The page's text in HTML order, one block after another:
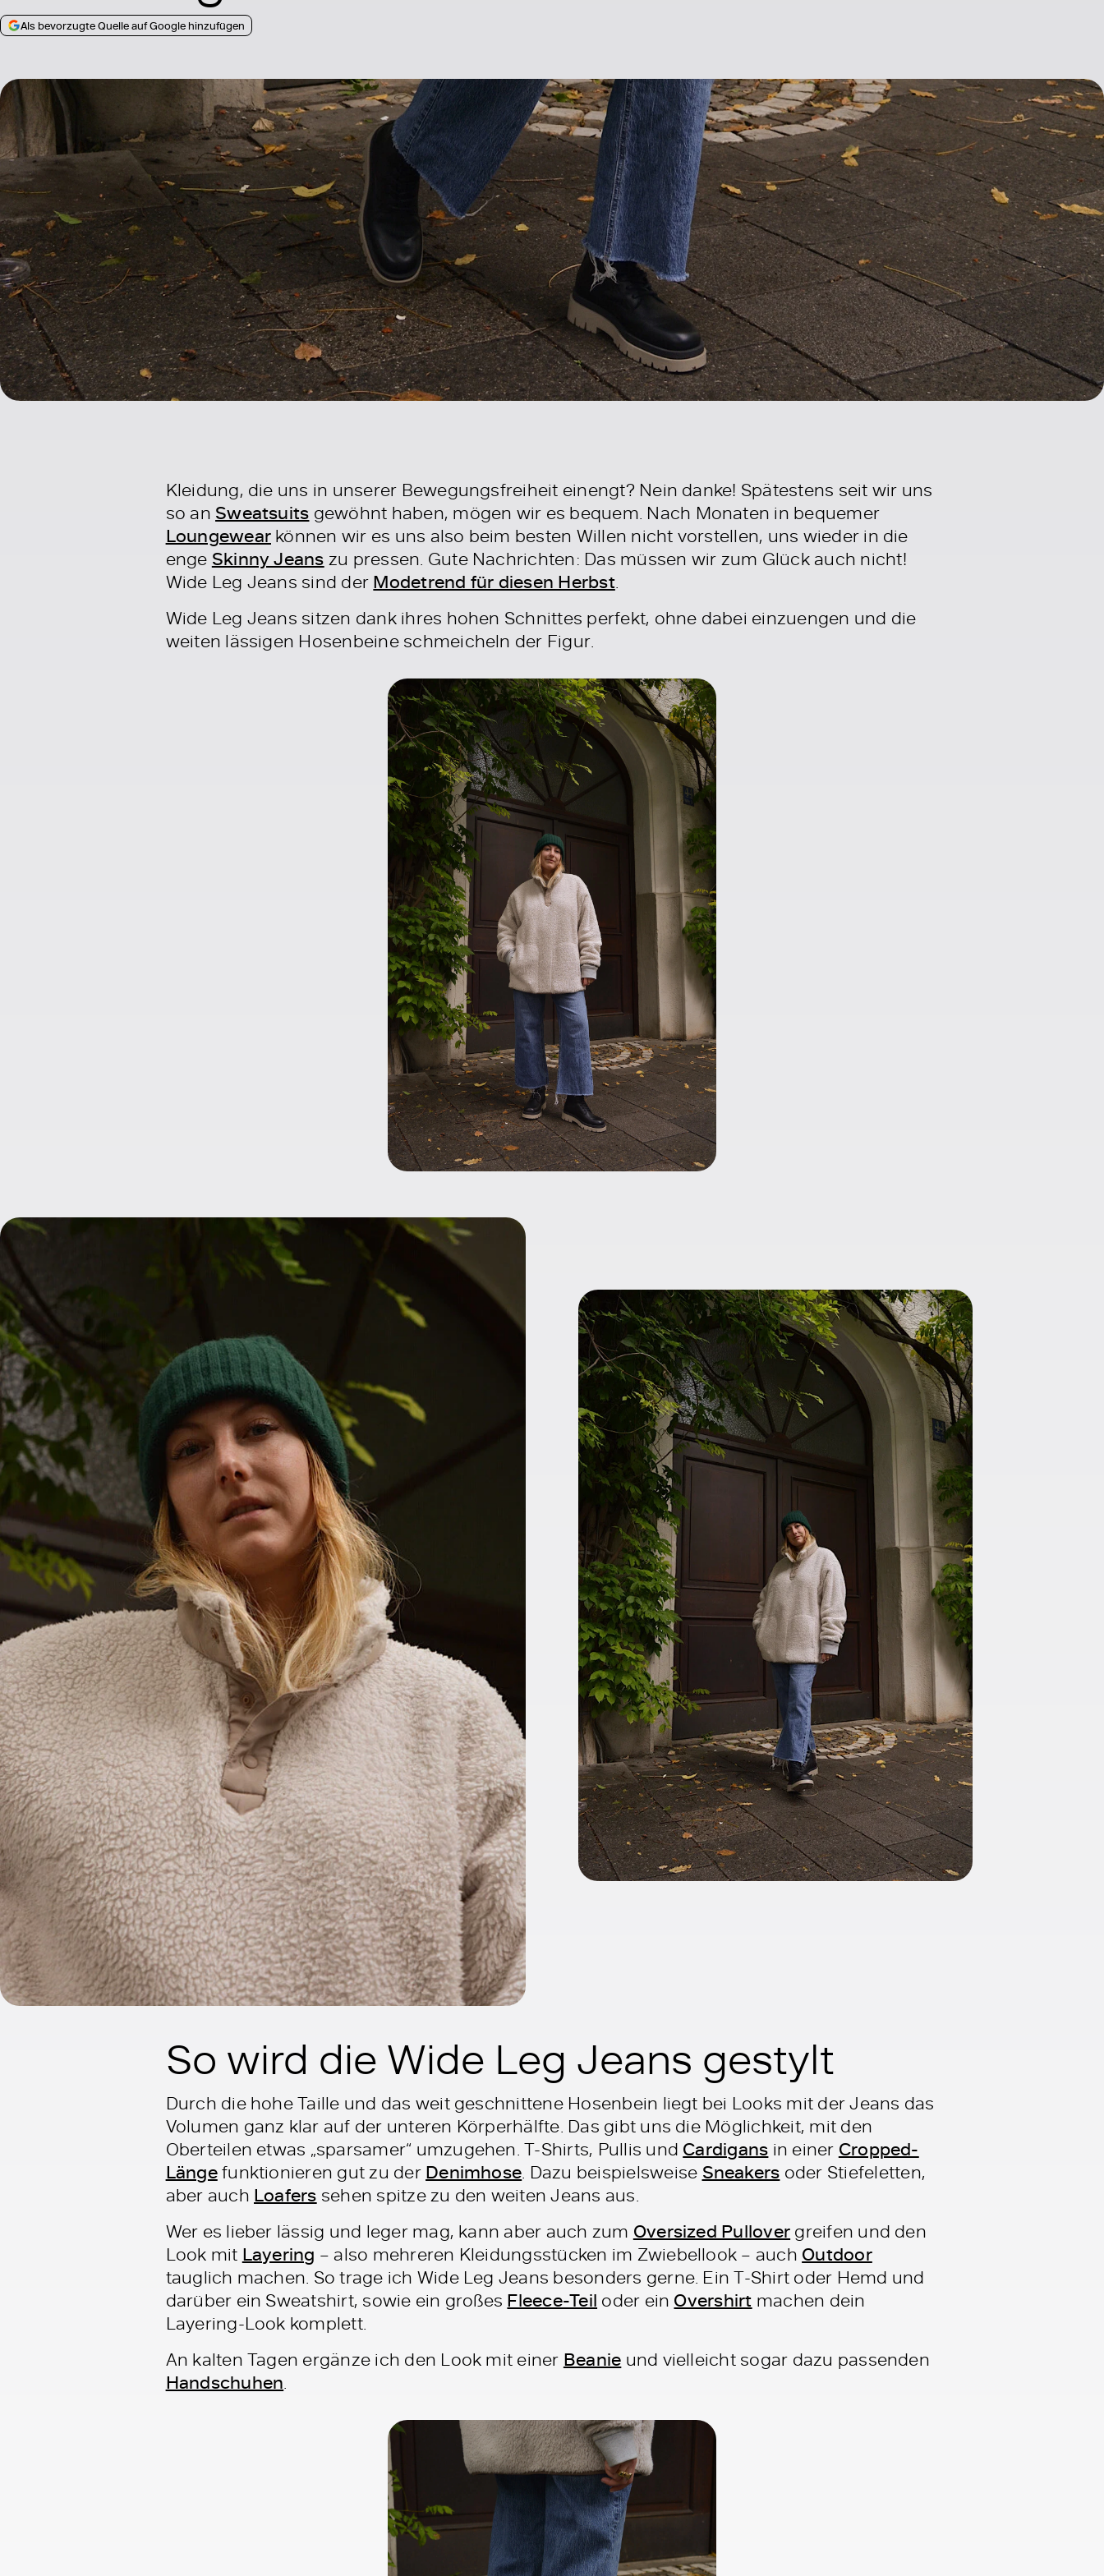
Als bevorzugte Quelle auf Google hinzufügen
Kleidung, die uns in unserer Bewegungsfreiheit einengt? Nein danke! Spätestens seit wir uns
so an Sweatsuits gewöhnt haben, mögen wir es bequem. Nach Monaten in bequemer
Loungewear können wir es uns also beim besten Willen nicht vorstellen, uns wieder in die
enge Skinny Jeans zu pressen. Gute Nachrichten: Das müssen wir zum Glück auch nicht!
Wide Leg Jeans sind der Modetrend für diesen Herbst.
Wide Leg Jeans sitzen dank ihres hohen Schnittes perfekt, ohne dabei einzuengen und die
weiten lässigen Hosenbeine schmeicheln der Figur.
So wird die Wide Leg Jeans gestylt
Durch die hohe Taille und das weit geschnittene Hosenbein liegt bei Looks mit der Jeans das
Volumen ganz klar auf der unteren Körperhälfte. Das gibt uns die Möglichkeit, mit den
Oberteilen etwas „sparsamer“ umzugehen. T-Shirts, Pullis und Cardigans in einer Cropped-
Längefunktionieren gut zu der Denimhose. Dazu beispielsweise Sneakers oder Stiefeletten,
aber auch Loafers sehen spitze zu den weiten Jeans aus.
Wer es lieber lässig und leger mag, kann aber auch zum Oversized Pullover greifen und den
Look mit Layering – also mehreren Kleidungsstücken im Zwiebellook – auch Outdoor
tauglich machen. So trage ich Wide Leg Jeans besonders gerne. Ein T-Shirt oder Hemd und
darüber ein Sweatshirt, sowie ein großes Fleece-Teil oder ein Overshirt machen dein
Layering-Look komplett.
An kalten Tagen ergänze ich den Look mit einer Beanie und vielleicht sogar dazu passenden
Handschuhen.